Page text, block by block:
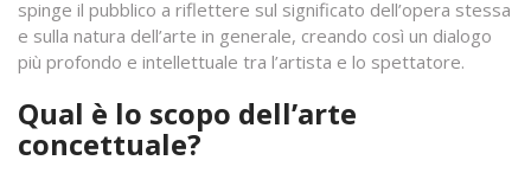
spinge il pubblico a riflettere sul significato dell’opera stessa
e sulla natura dell’arte in generale, creando così un dialogo
più profondo e intellettuale tra l’artista e lo spettatore.
Qual è lo scopo dell’arte
concettuale?